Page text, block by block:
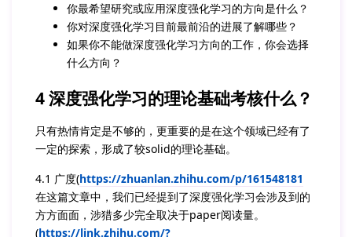
你最希望研究或应用深度强化学习的方向是什么？
你对深度强化学习目前最前沿的进展了解哪些？
如果你不能做深度强化学习方向的工作，你会选择
什么方向？
4 深度强化学习的理论基础考核什么？
只有热情肯定是不够的，更重要的是在这个领域已经有了
一定的探索，形成了较solid的理论基础。
4.1 广度(https://zhuanlan.zhihu.com/p/161548181
在这篇文章中，我们已经提到了深度强化学习会涉及到的
方方面面，涉猎多少完全取决于paper阅读量。
(https://link.zhihu.com/?